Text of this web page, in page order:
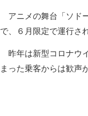
アニメの舞台「ソド
で、６月限定で運行さ
昨年は新型コロナウ
まった乗客からは歓声